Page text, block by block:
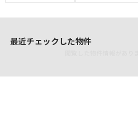
最近チェックした物件